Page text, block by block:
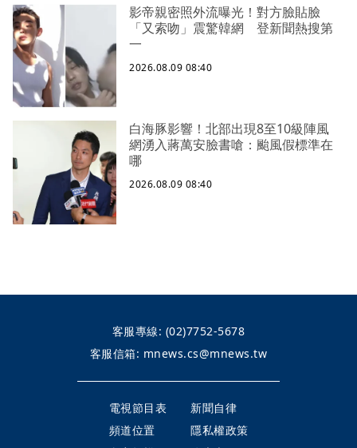
影帝親密照外流曝光！對方臉貼臉
「又索吻」震驚韓網 登新聞熱搜第
一
2026.08.09 08:40
白海豚影響！北部出現8至10級陣風
網湧入蔣萬安臉書嗆：颱風假標準在
哪
2026.08.09 08:40
客服專線: (02)7752-5678
客服信箱: mnews.cs@mnews.tw
電視節目表
新聞自律
頻道位置
隱私權政策